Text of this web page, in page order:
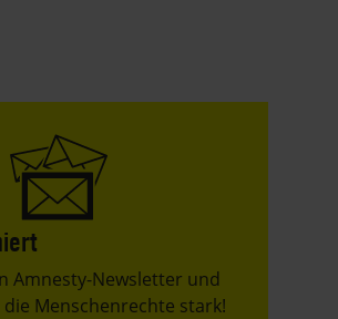
Amnesty-Newsletter und
Menschenrechte stark!